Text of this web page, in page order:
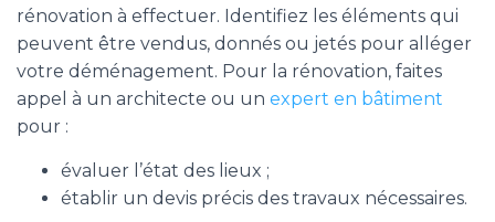
rénovation à effectuer. Identifiez les éléments qui
peuvent être vendus, donnés ou jetés pour alléger
votre déménagement. Pour la rénovation, faites
appel à un architecte ou un expert en bâtiment
pour :
évaluer l’état des lieux ;
établir un devis précis des travaux nécessaires.